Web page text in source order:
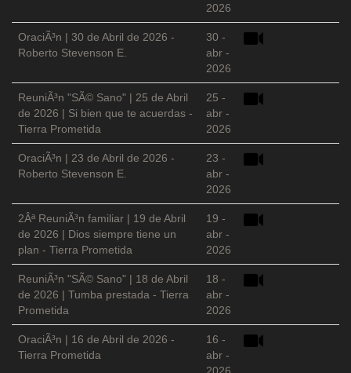
2026
OraciÃ³n | 30 de Abril de 2026 -
Roberto Stevenson E.
30 -
abr -
2026
ReuniÃ³n "SÃ© Sano" | 25 de Abril
de 2026 | Si bien que te acuerdas -
Tierra Prometida
25 -
abr -
2026
OraciÃ³n | 23 de Abril de 2026 -
Roberto Stevenson E.
23 -
abr -
2026
2Âª ReuniÃ³n familiar | 19 de Abril
de 2026 | Dios siempre tiene un
plan - Tierra Prometida
19 -
abr -
2026
ReuniÃ³n "SÃ© Sano" | 18 de Abril
de 2026 | Tumba prestada - Tierra
Prometida
18 -
abr -
2026
OraciÃ³n | 16 de Abril de 2026 -
Tierra Prometida
16 -
abr -